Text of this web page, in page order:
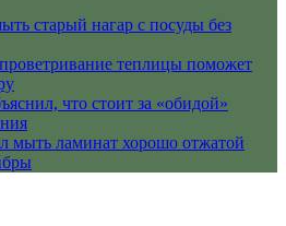
старый нагар с посуды без
теплицы поможет
что стоит за «обидой»
мыть ламинат хорошо отжатой